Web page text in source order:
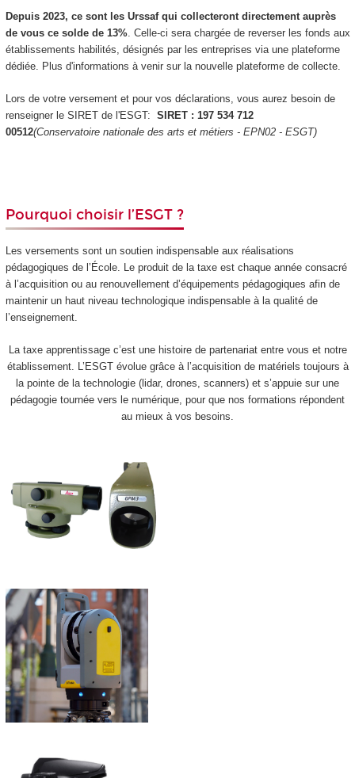
Depuis 2023, ce sont les Urssaf qui collecteront directement auprès
de vous ce solde de 13%. Celle-ci sera chargée de reverser les fonds aux
établissements habilités, désignés par les entreprises via une plateforme
dédiée. Plus d'informations à venir sur la nouvelle plateforme de collecte.
Lors de votre versement et pour vos déclarations, vous aurez besoin de
renseigner le SIRET de l'ESGT: SIRET : 197 534 712
00512(Conservatoire nationale des arts et métiers - EPN02 - ESGT)
Pourquoi choisir l’ESGT ?
Les versements sont un soutien indispensable aux réalisations
pédagogiques de l’École. Le produit de la taxe est chaque année consacré
à l’acquisition ou au renouvellement d’équipements pédagogiques afin de
maintenir un haut niveau technologique indispensable à la qualité de
l’enseignement.
La taxe apprentissage c’est une histoire de partenariat entre vous et notre
établissement. L’ESGT évolue grâce à l’acquisition de matériels toujours à
la pointe de la technologie (lidar, drones, scanners) et s’appuie sur une
pédagogie tournée vers le numérique, pour que nos formations répondent
au mieux à vos besoins.